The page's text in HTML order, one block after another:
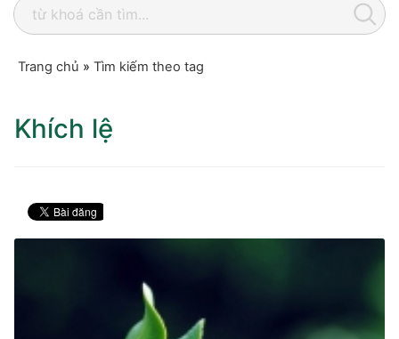
Trang chủ » Tìm kiếm theo tag
Khích lệ